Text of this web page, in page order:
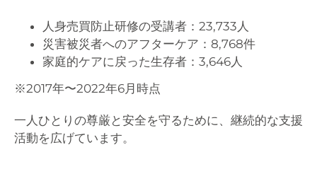
人身売買防止研修の受講者：23,733人
災害被災者へのアフターケア：8,768件
家庭的ケアに戻った生存者：3,646人
※2017年〜2022年6月時点
一人ひとりの尊厳と安全を守るために、継続的な支援
活動を広げています。